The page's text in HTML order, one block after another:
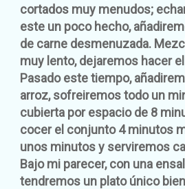
cortados muy menudos;
este un poco hecho,
de carne desmenuzada.
muy lento, dejaremos hacer
Pasado este tiempo,
arroz, sofreiremos todo un
cubierta por espacio de 8
cocer el conjunto 4 minutos
unos minutos y serviremos
Bajo mi parecer, con una
tendremos un plato único